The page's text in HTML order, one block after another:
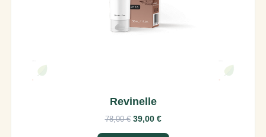
Revinelle
78,00 €39,00 €